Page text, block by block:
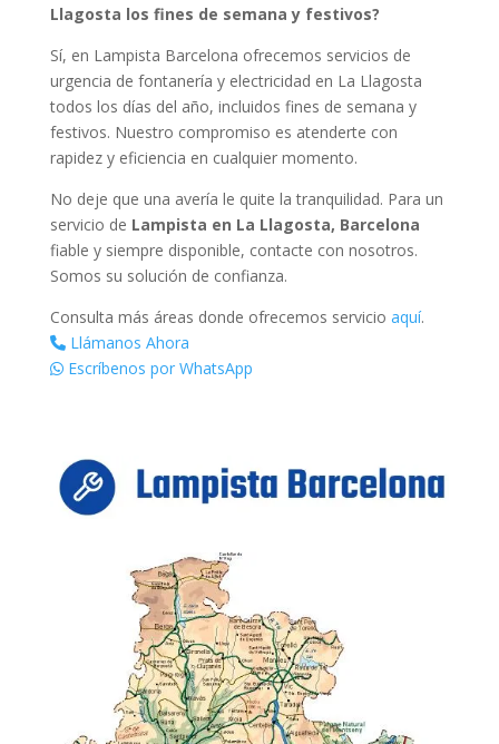
Llagosta los fines de semana y festivos?
Sí, en Lampista Barcelona ofrecemos servicios de
urgencia de fontanería y electricidad en La Llagosta
todos los días del año, incluidos fines de semana y
festivos. Nuestro compromiso es atenderte con
rapidez y eficiencia en cualquier momento.
No deje que una avería le quite la tranquilidad. Para un
servicio de Lampista en La Llagosta, Barcelona
fiable y siempre disponible, contacte con nosotros.
Somos su solución de confianza.
Consulta más áreas donde ofrecemos servicio aquí.
Llámanos Ahora
Escríbenos por WhatsApp